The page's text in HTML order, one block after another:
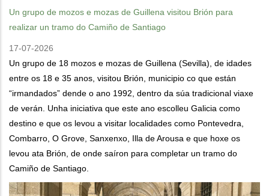
Un grupo de mozos e mozas de Guillena visitou Brión para
realizar un tramo do Camiño de Santiago
17-07-2026
Un grupo de 18 mozos e mozas de Guillena (Sevilla), de idades
entre os 18 e 35 anos, visitou Brión, municipio co que están
“irmandados” dende o ano 1992, dentro da súa tradicional viaxe
de verán. Unha iniciativa que este ano escolleu Galicia como
destino e que os levou a visitar localidades como Pontevedra,
Combarro, O Grove, Sanxenxo, Illa de Arousa e que hoxe os
levou ata Brión, de onde saíron para completar un tramo do
Camiño de Santiago.